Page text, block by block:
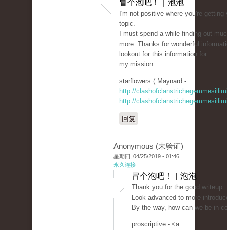
冒个泡吧！ | 泡泡
I'm not positive where you're
topic.
I must spend a while finding out
more. Thanks for wonderful
lookout for this information for
my mission.
starflowers ( Maynard -
http://
http://
回复
Anonymous (未验证)
星期四, 04/25/2019 - 01:46
永久连接
冒个泡吧！ | 泡泡
Thank you for the good
Look advanced to more
By the way, how can we be in
proscriptive - <a